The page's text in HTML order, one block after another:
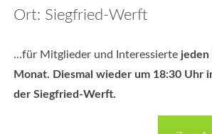
Ort: Siegfried-Werft
...für Mitglieder und Interessierte jeden
Monat. Diesmal wieder um 18:30 Uhr
der Siegfried-Werft.